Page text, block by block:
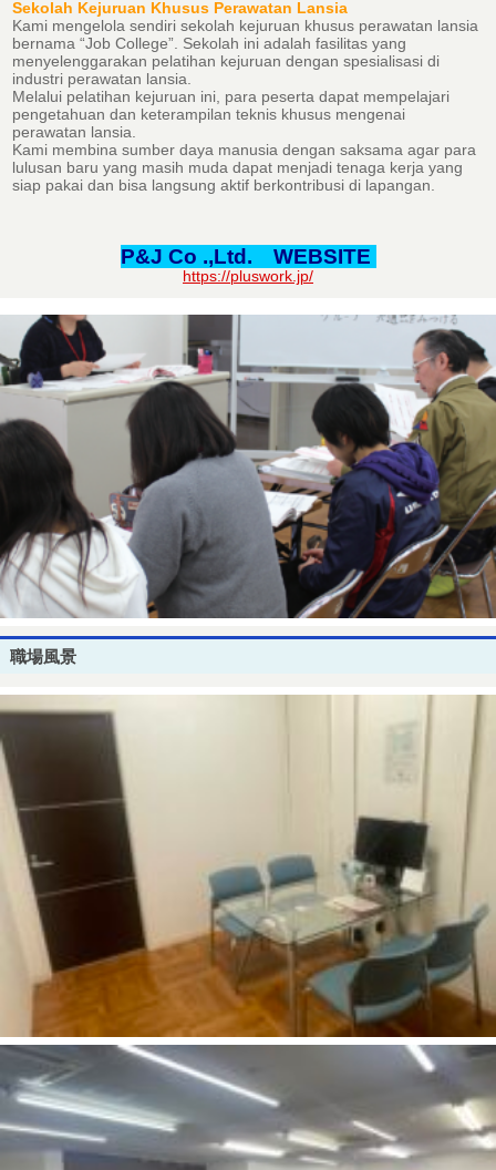
Sekolah Kejuruan Khusus Perawatan Lansia
Kami mengelola sendiri sekolah kejuruan khusus perawatan lansia
bernama “Job College”. Sekolah ini adalah fasilitas yang
menyelenggarakan pelatihan kejuruan dengan spesialisasi di
industri perawatan lansia.
Melalui pelatihan kejuruan ini, para peserta dapat mempelajari
pengetahuan dan keterampilan teknis khusus mengenai
perawatan lansia.
Kami membina sumber daya manusia dengan saksama agar para
lulusan baru yang masih muda dapat menjadi tenaga kerja yang
siap pakai dan bisa langsung aktif berkontribusi di lapangan.
P&J Co .,Ltd. WEBSITE
https://pluswork.jp/
職場風景